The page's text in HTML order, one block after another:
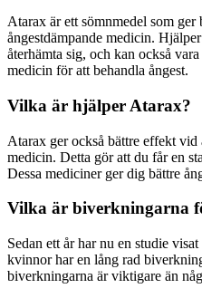
Atarax är ett sömnmedel som
ångestdämpande medicin.
återhämta sig, och kan också
medicin för att behandla ångest.
Vilka är hjälper Atarax?
Atarax ger också bättre effekt vid
medicin. Detta gör att du får en
Dessa mediciner ger dig bättre
Vilka är biverkningarna
Sedan ett år har nu en studie
kvinnor har en lång rad
biverkningarna är viktigare än